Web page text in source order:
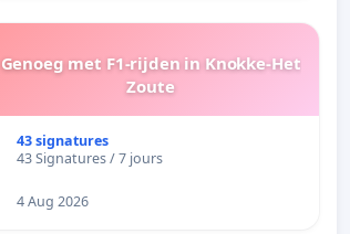
Genoeg met F1-rijden in Knokke-Het
Zoute
43 signatures
43 Signatures / 7 jours
4 Aug 2026